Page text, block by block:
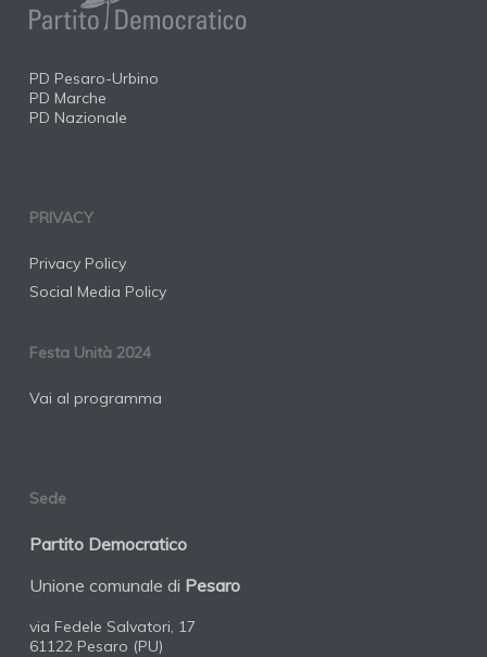
PD Pesaro-Urbino
PD Marche
PD Nazionale
PRIVACY
Privacy Policy
Social Media Policy
Festa Unità 2024
Vai al programma
Sede
Partito Democratico
Unione comunale di Pesaro
via Fedele Salvatori, 17
61122 Pesaro (PU)